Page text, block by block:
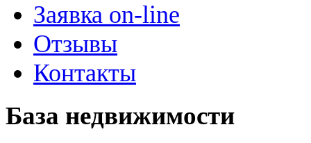
Заявка on-line
Отзывы
Контакты
База недвижимости